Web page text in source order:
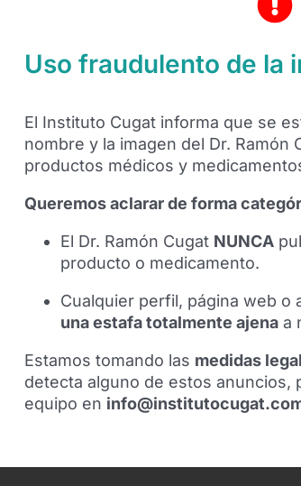
Uso fraudulento de la
El Instituto Cugat informa que se
nombre y la imagen del Dr.
productos médicos y
Queremos aclarar de forma
El Dr. Ramón Cugat NUNCA
producto o medicamento.
Cualquier perfil, página web
una estafa totalmente ajena a
Estamos tomando las medidas
detecta alguno de estos
equipo en